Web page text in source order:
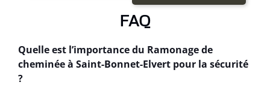
FAQ
Quelle est l’importance du Ramonage de
cheminée à Saint-Bonnet-Elvert pour la sécurité
?